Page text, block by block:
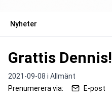
Nyheter
Grattis Dennis!
2021-09-08 i Allmänt
Prenumerera via:
E-post